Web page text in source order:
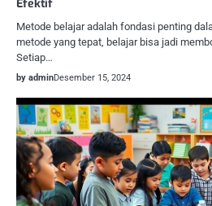
Efektif
Metode belajar adalah fondasi penting
metode yang tepat, belajar bisa jadi
Setiap…
by adminDesember 15, 2024